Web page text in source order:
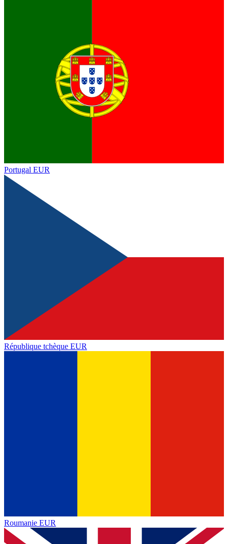
Portugal EUR
République tchèque EUR
Roumanie EUR